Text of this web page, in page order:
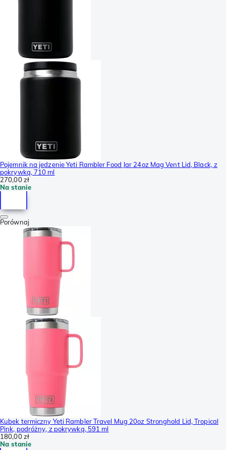
Pojemnik na jedzenie Yeti Rambler Food Jar 24oz Mag Vent Lid, Black, z
pokrywką, 710 ml
270,00 zł
Na stanie
Porównaj
Kubek termiczny Yeti Rambler Travel Mug 20oz Stronghold Lid, Tropical
Pink, podróżny, z pokrywką, 591 ml
180,00 zł
Na stanie